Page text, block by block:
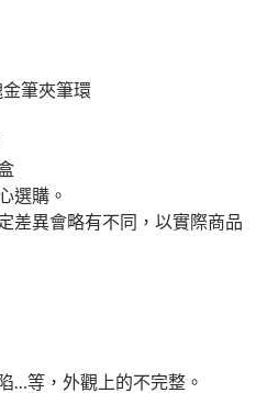
筆夾筆環
選購。
差異會略有不同，以實際商品
…等，外觀上的不完整。